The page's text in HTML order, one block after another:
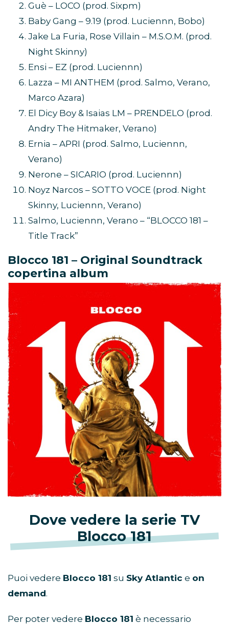
Guè – LOCO (prod. Sixpm)
Baby Gang – 9.19 (prod. Luciennn, Bobo)
Jake La Furia, Rose Villain – M.S.O.M. (prod.
Night Skinny)
Ensi – EZ (prod. Luciennn)
Lazza – MI ANTHEM (prod. Salmo, Verano,
Marco Azara)
El Dicy Boy & Isaias LM – PRENDELO (prod.
Andry The Hitmaker, Verano)
Ernia – APRI (prod. Salmo, Luciennn,
Verano)
Nerone – SICARIO (prod. Luciennn)
Noyz Narcos – SOTTO VOCE (prod. Night
Skinny, Luciennn, Verano)
Salmo, Luciennn, Verano – “BLOCCO 181 –
Title Track”
Blocco 181 – Original Soundtrack
copertina album
Dove vedere la serie TV
Blocco 181
Puoi vedere Blocco 181 su Sky Atlantic e on
demand.
Per poter vedere Blocco 181 è necessario